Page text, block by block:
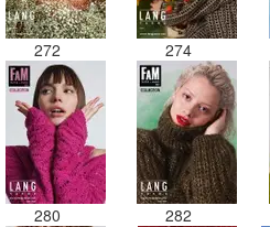
272 274
280 282